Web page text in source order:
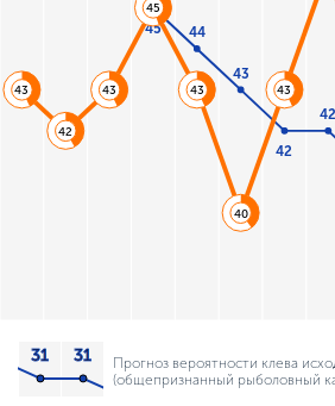
45 44
43
42
42
43
42
43
45
43
40
43
Прогноз вероятности клева
(общепризнанный рыболовный